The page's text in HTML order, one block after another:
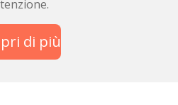
di più